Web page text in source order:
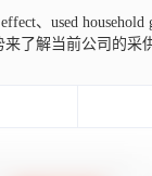
、used household
了解当前公司的采